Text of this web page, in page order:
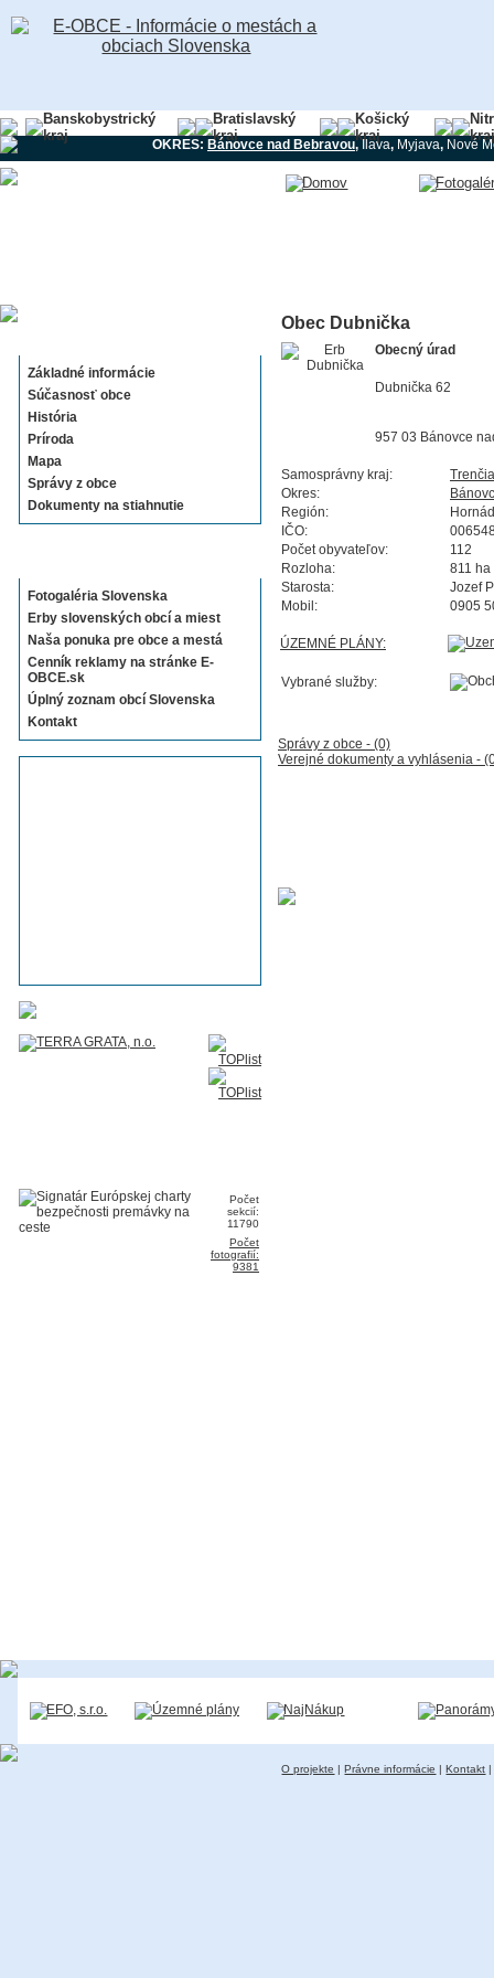
Banskobystrický
kraj
Bratislavský
kraj
Košický
kraj
kraj
OKRES: Bánovce nad Bebravou,Ilava, Myjava, Nové
Základné informácie
Súčasnosť obce
História
Príroda
Mapa
Správy z obce
Dokumenty na stiahnutie
Fotogaléria Slovenska
Erby slovenských obcí a miest
Naša ponuka pre obce a mestá
Cenník reklamy na stránke E-
OBCE.sk
Úplný zoznam obcí Slovenska
Kontakt
Počet
sekcií:
11790
Počet
fotografií:
9381
Obec Dubnička
Obecný úrad
Dubnička 62
957 03 Bánovce
Samosprávny kraj:
Okres:
Región:
Hornád
IČO:
Počet obyvateľov:
112
Rozloha:
811 ha
Starosta:
Jozef
Mobil:
0905
ÚZEMNÉ PLÁNY:
Vybrané služby:
Správy z obce - (0)
Verejné dokumenty a vyhlásenia -
O projekte |Právne informácie |Kontakt